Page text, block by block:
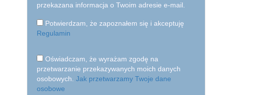
przekazana informacja o Twoim adresie e-mail.
Potwierdzam, że zapoznałem się i akceptuję
Regulamin
Oświadczam, że wyrażam zgodę na
przetwarzanie przekazywanych moich danych
osobowych. Jak przetwarzamy Twoje dane
osobowe